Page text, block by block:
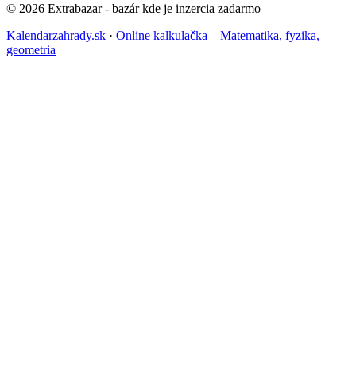
© 2026 Extrabazar - bazár kde je inzercia zadarmo
Kalendarzahrady.sk · Online kalkulačka – Matematika, fyzika,
geometria